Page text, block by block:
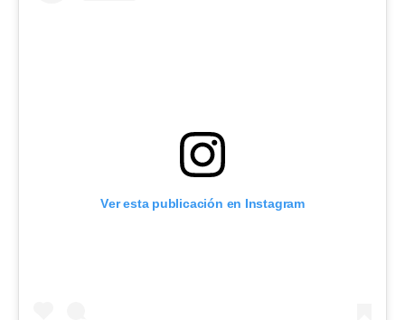
Ver esta publicación en Instagram